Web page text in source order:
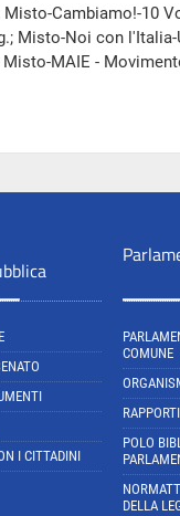
Cambiamo!-10
Misto-Noi con
MAIE -
I CITTADINI
COMUNE
POLO
DELLA